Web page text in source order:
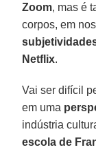
Zoom, mas é
corpos, em
Netflix.
Vai ser difícil
em uma
indústria
escola de